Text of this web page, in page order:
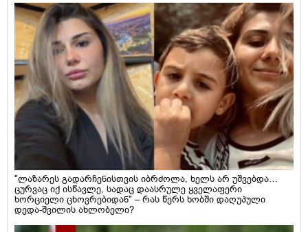
"ლაზარეს გადარჩენისთვის იბრძოლა, ხელს არ უშვებდა…
ცურვაც იქ ისწავლე, სადაც დაასრულე ყველაფერი
ხორციელი ცხოვრებიდან" – რას წერს ხობში დაღუპული
დედა-შვილის ახლობელი?